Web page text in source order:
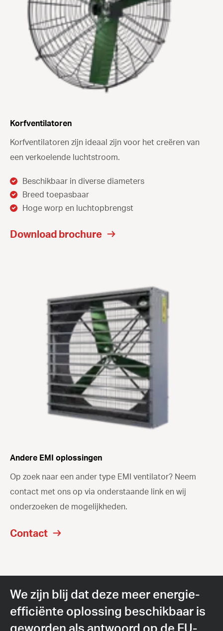
Korfventilatoren
Korfventilatoren zijn ideaal zijn voor het creëren van
een verkoelende luchtstroom.
Beschikbaar in diverse diameters
Breed toepasbaar
Hoge worp en luchtopbrengst
Download brochure
Andere EMI oplossingen
Op zoek naar een ander type EMI ventilator? Neem
contact met ons op via onderstaande link en wij
onderzoeken de mogelijkheden.
Contact
We zijn blij dat deze meer energie-
efficiënte oplossing beschikbaar is
geworden als antwoord op de EU-